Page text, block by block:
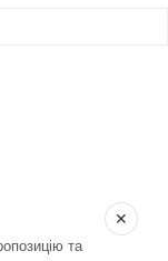
✕
та